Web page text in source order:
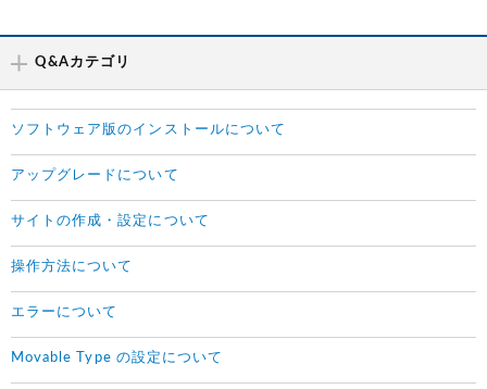
Q&Aカテゴリ
ソフトウェア版のインストールについて
アップグレードについて
サイトの作成・設定について
操作方法について
エラーについて
Movable Type の設定について